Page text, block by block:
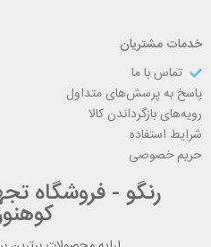
خدمات مشتریان
تماس با ما
پاسخ به پرسش‌های متداول
رویه‌های بازگرداندن کالا
شرایط استفاده
حریم خصوصی
رنگو - فروشگاه